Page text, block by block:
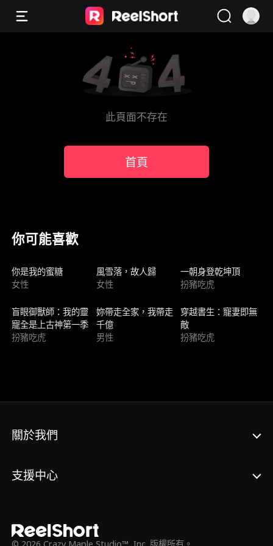
此頁面不存在
首頁
你可能喜歡
新上架
你是我的蜜糖
女性
新上架
風雪落，故人歸
女性
新上架
一朝身登乾坤頂
扮豬吃虎
新上架
盲眼御獸師：我的靈
寵全是上古神第一季
扮豬吃虎
新上架
妳帶走全家，我帶走
千億
男性
熱門趨勢
穿越書生：寵妻即無
敵
扮豬吃虎
關於我們
支援中心